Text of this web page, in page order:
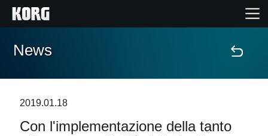
Home
Contenuti
News
2019.01.18
Con l'implementazione della tanto